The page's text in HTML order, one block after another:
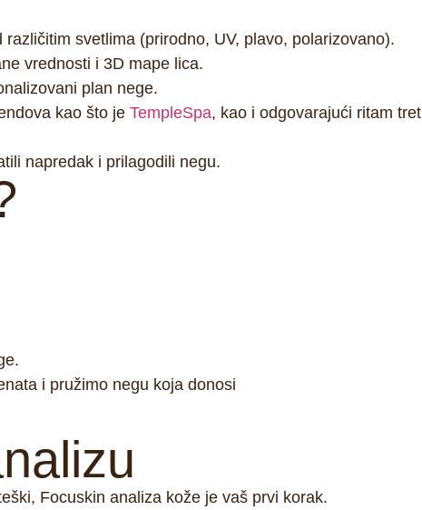
svetlima (prirodno, UV, plavo, polarizovano).
vrednosti i 3D mape lica.
plan nege.
kao što je TempleSpa, kao i odgovarajući ritam
napredak i prilagodili negu.
.
i pružimo negu koja donosi
Focuskin analiza kože je vaš prvi korak.